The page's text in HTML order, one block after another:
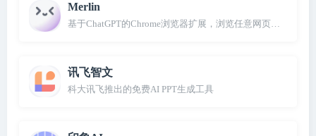
Merlin
基于ChatGPT的Chrome浏览器扩展，浏览任意网页时利用GPT
讯飞智文
科大讯飞推出的免费AI PPT生成工具